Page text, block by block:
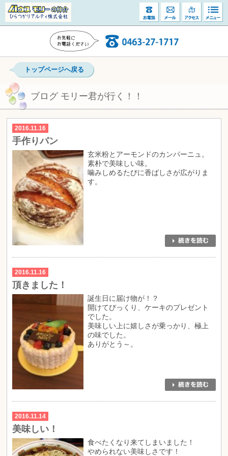
トップページへ戻る
ブログ モリー君が行く！！
2016.11.16
手作りパン
玄米粉とアーモンドのカンパーニュ。
素朴で美味しい味。
噛みしめるたびに香ばしさが広がりま
す。
2016.11.16
頂きました！
誕生日に届け物が！？
開けてびっくり、ケーキのプレゼント
でした。
美味しい上に嬉しさが乗っかり、極上
の味でした。
ありがとう～。
2016.11.14
美味しい！
食べたくなり来てしまいました！
やめられない美味しさです！